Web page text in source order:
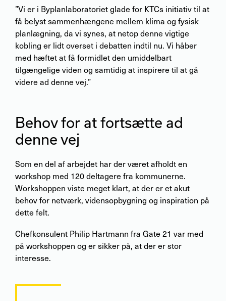
”Vi er i Byplanlaboratoriet glade for KTCs initiativ til at
få belyst sammenhængene mellem klima og fysisk
planlægning, da vi synes, at netop denne vigtige
kobling er lidt overset i debatten indtil nu. Vi håber
med hæftet at få formidlet den umiddelbart
tilgængelige viden og samtidig at inspirere til at gå
videre ad denne vej.”
Behov for at fortsætte ad
denne vej
Som en del af arbejdet har der været afholdt en
workshop med 120 deltagere fra kommunerne.
Workshoppen viste meget klart, at der er et akut
behov for netværk, vidensopbygning og inspiration på
dette felt.
Chefkonsulent Philip Hartmann fra Gate 21 var med
på workshoppen og er sikker på, at der er stor
interesse.